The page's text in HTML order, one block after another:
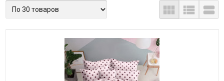
  